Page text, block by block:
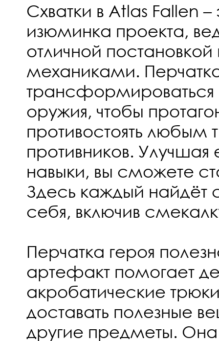
Схватки в Atlas Fallen
изюминка проекта,
отличной
механиками.
трансформироваться
оружия, чтобы
противостоять любым
противников. Улучшая
навыки, вы сможете
Здесь каждый найдёт
себя, включив
Перчатка героя
артефакт помогает
акробатические
доставать полезные
другие предметы.